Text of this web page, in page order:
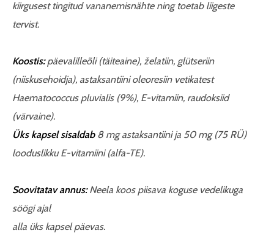
kiirgusest tingitud vananemisnähte ning toetab liigeste
tervist.
Koostis:päevalilleõli (täiteaine), želatiin, glütseriin
(niiskusehoidja), astaksantiini oleoresiin vetikatest
Haematococcus pluvialis (9%), E-vitamiin, raudoksiid
(värvaine).
Üks kapsel sisaldab8 mg astaksantiini ja 50 mg (75 RÜ)
looduslikku E-vitamiini (alfa-TE).
Soovitatav annus:Neela koos piisava koguse vedelikuga
söögi ajal
alla üks kapsel päevas.